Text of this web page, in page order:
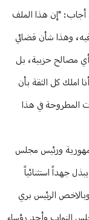
أجاب: "إن هذا الملف
وهذا شأن قضائي
مصالح حزبية، بل
املك كل الثقة بأن
المطروحة في هذا
ورئيس مجلس
جهداً استثنائياً
وبالاخص الرئيس بري